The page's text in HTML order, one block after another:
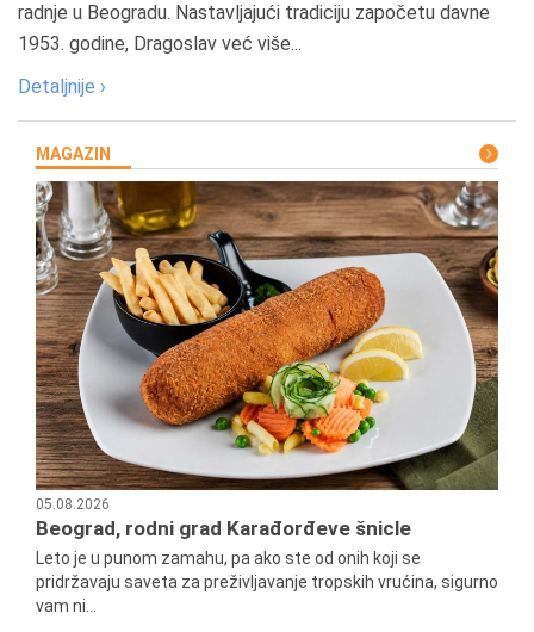
radnje u Beogradu. Nastavljajući tradiciju započetu davne
1953. godine, Dragoslav već više...
Detaljnije ›
MAGAZIN
05.08.2026
Beograd, rodni grad Karađorđeve šnicle
Leto je u punom zamahu, pa ako ste od onih koji se
pridržavaju saveta za preživljavanje tropskih vrućina, sigurno
vam ni...